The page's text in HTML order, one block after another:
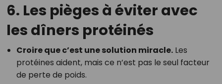
6. Les pièges à éviter avec
les dîners protéinés
Croire que c’est une solution miracle.Les
protéines aident, mais ce n’est pas le seul facteur
de perte de poids.